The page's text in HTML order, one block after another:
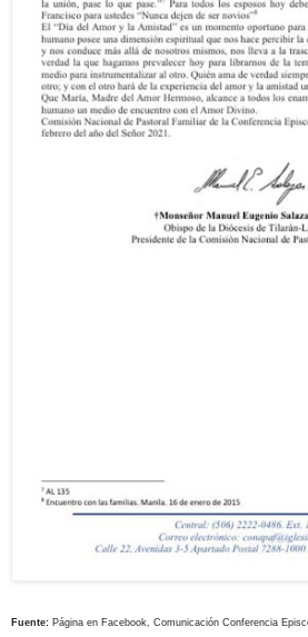
Fuente: Página en Facebook, Comunicación Conferencia